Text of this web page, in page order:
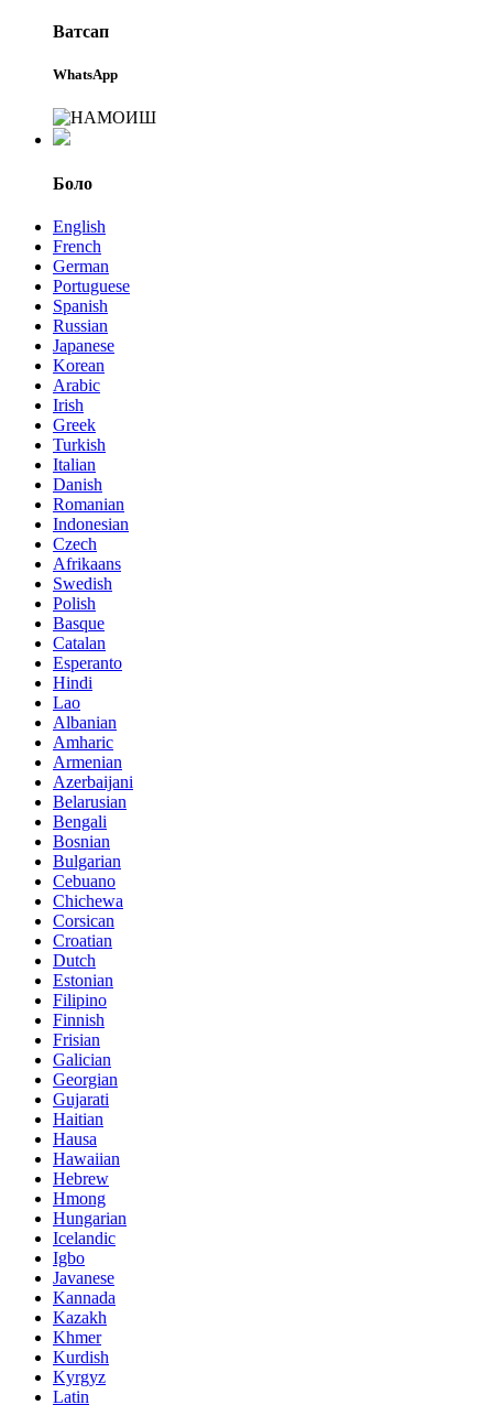
Ватсап
WhatsApp
Боло
English
French
German
Portuguese
Spanish
Russian
Japanese
Korean
Arabic
Irish
Greek
Turkish
Italian
Danish
Romanian
Indonesian
Czech
Afrikaans
Swedish
Polish
Basque
Catalan
Esperanto
Hindi
Lao
Albanian
Amharic
Armenian
Azerbaijani
Belarusian
Bengali
Bosnian
Bulgarian
Cebuano
Chichewa
Corsican
Croatian
Dutch
Estonian
Filipino
Finnish
Frisian
Galician
Georgian
Gujarati
Haitian
Hausa
Hawaiian
Hebrew
Hmong
Hungarian
Icelandic
Igbo
Javanese
Kannada
Kazakh
Khmer
Kurdish
Kyrgyz
Latin